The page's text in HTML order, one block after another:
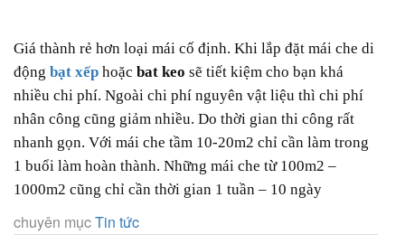
Giá thành rẻ hơn loại mái cố định. Khi lắp đặt mái che di
động bạt xếp hoặc bat keo sẽ tiết kiệm cho bạn khá
nhiều chi phí. Ngoài chi phí nguyên vật liệu thì chi phí
nhân công cũng giảm nhiều. Do thời gian thi công rất
nhanh gọn. Với mái che tầm 10-20m2 chỉ cần làm trong
1 buổi làm hoàn thành. Những mái che từ 100m2 –
1000m2 cũng chỉ cần thời gian 1 tuần – 10 ngày
chuyên mụcTin tức